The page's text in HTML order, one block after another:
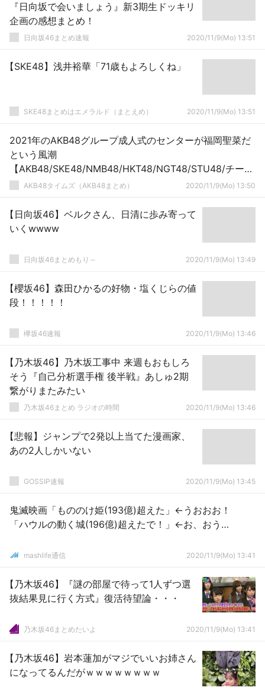
『日向坂で会いましょう』新3期生ドッキリ
企画の感想まとめ！
日向坂46まとめ速報 2020/11/9(Mo) 13:51
【SKE48】浅井裕華「71歳もよろしくね」
SKE48まとめはエメラルド（まとえめ） 2020/11/9(Mo) 13:51
2021年のAKB48グループ成人式のセンターが福岡聖菜だ
という風潮
【AKB48/SKE48/NMB48/HKT48/NGT48/STU48/チーム
8】AKB48タイムズ（AKB48まとめ） 2020/11/9(Mo) 13:50
【日向坂46】ベルクさん、日清に歩み寄って
いくwwww
日向坂46まとめもり～ 2020/11/9(Mo) 13:49
【櫻坂46】森田ひかるの好物・塩くじらの値
段！！！！！
欅坂46速報 2020/11/9(Mo) 13:46
【乃木坂46】乃木坂工事中 来週もおもしろ
そう『自己分析選手権 後半戦』あしゅ2期
繋がりまたみたい
乃木坂46まとめ ラジオの時間 2020/11/9(Mo) 13:46
【悲報】ジャンプで2発以上当てた漫画家、
あの2人しかいない
GOSSIP速報 2020/11/9(Mo) 13:45
鬼滅映画「もののけ姫(193億)超えた」←うおおお！
「ハウルの動く城(196億)超えたで！」←お、おう…
mashlife通信 2020/11/9(Mo) 13:41
【乃木坂46】『謎の部屋で待って1人ずつ選
抜結果見に行く方式』復活待望論・・・
乃木坂46まとめたいよ 2020/11/9(Mo) 13:41
【乃木坂46】岩本蓮加がマジでいいお姉さん
になってるんだがｗｗｗｗｗｗｗｗ